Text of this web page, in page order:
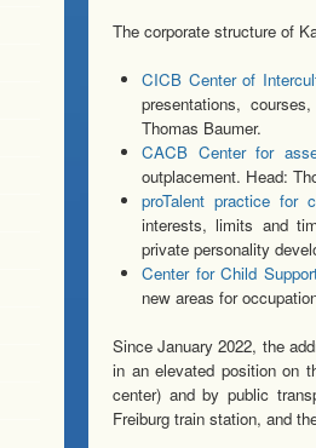
The corporate structure of
CICB Center of
presentations,
Thomas Baumer.
CACB Center for
outplacement. Head:
proTalent practice for
interests, limits and
private personality
Center for Child
new areas for
Since January 2022, the
in an elevated position on
center) and by public
Freiburg train station, and